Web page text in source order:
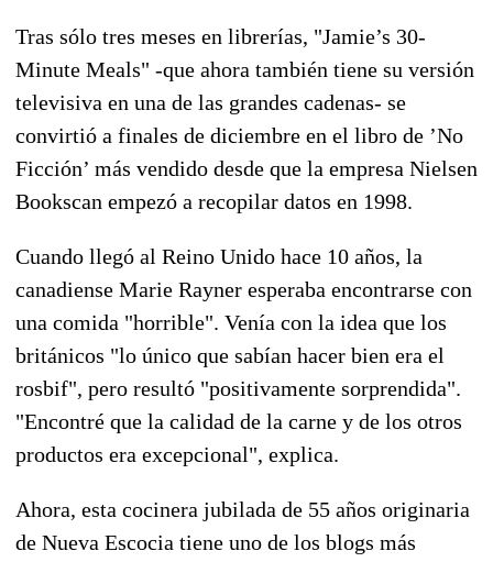
Tras sólo tres meses en librerías, "Jamie’s 30-
Minute Meals" -que ahora también tiene su versión
televisiva en una de las grandes cadenas- se
convirtió a finales de diciembre en el libro de ’No
Ficción’ más vendido desde que la empresa Nielsen
Bookscan empezó a recopilar datos en 1998.
Cuando llegó al Reino Unido hace 10 años, la
canadiense Marie Rayner esperaba encontrarse con
una comida "horrible". Venía con la idea que los
británicos "lo único que sabían hacer bien era el
rosbif", pero resultó "positivamente sorprendida".
"Encontré que la calidad de la carne y de los otros
productos era excepcional", explica.
Ahora, esta cocinera jubilada de 55 años originaria
de Nueva Escocia tiene uno de los blogs más